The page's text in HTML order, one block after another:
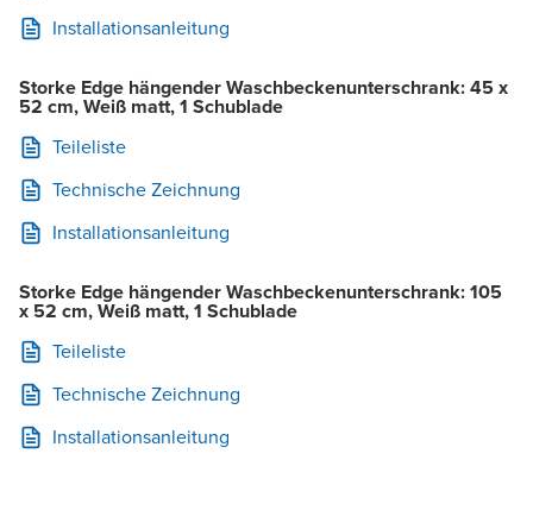
Installationsanleitung
Storke Edge hängender Waschbeckenunterschrank: 45 x
52 cm, Weiß matt, 1 Schublade
Teileliste
Technische Zeichnung
Installationsanleitung
Storke Edge hängender Waschbeckenunterschrank: 105
x 52 cm, Weiß matt, 1 Schublade
Teileliste
Technische Zeichnung
Installationsanleitung